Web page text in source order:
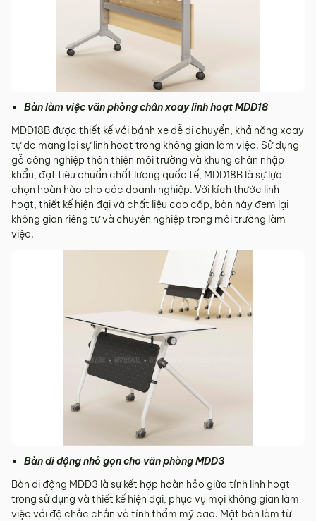
Bàn làm việc văn phòng chân xoay linh hoạt MDD18
MDD18B được thiết kế với bánh xe dễ di chuyển, khả năng xoay
tự do mang lại sự linh hoạt trong không gian làm việc. Sử dụng
gỗ công nghiệp thân thiện môi trường và khung chân nhập
khẩu, đạt tiêu chuẩn chất lượng quốc tế, MDD18B là sự lựa
chọn hoàn hảo cho các doanh nghiệp. Với kích thước linh
hoạt, thiết kế hiện đại và chất liệu cao cấp, bàn này đem lại
không gian riêng tư và chuyên nghiệp trong môi trường làm
việc.
Bàn di động nhỏ gọn cho văn phòng MDD3
Bàn di động MDD3 là sự kết hợp hoàn hảo giữa tính linh hoạt
trong sử dụng và thiết kế hiện đại, phục vụ mọi không gian làm
việc với độ chắc chắn và tính thẩm mỹ cao. Mặt bàn làm từ